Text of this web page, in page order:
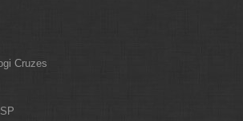
Cruzes